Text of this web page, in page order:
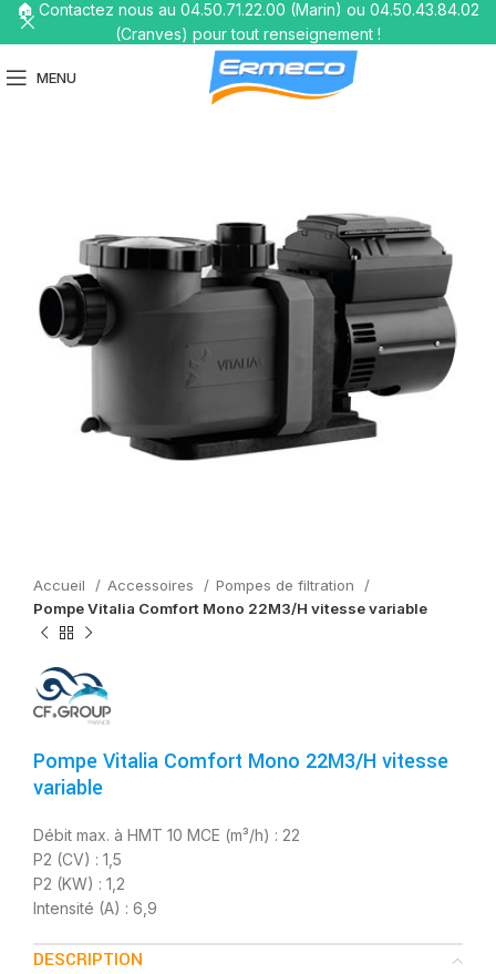
MENU
Accueil Accessoires
Pompes de filtration
Pompe Vitalia Comfort Mono 22M3/H vitesse variable
Pompe Vitalia Comfort Mono 22M3/H vitesse
variable
Débit max. à HMT 10 MCE (m³/h) : 22
P2 (CV) : 1,5
P2 (KW) : 1,2
Intensité (A) : 6,9
DESCRIPTION
🏠 Contactez nous au 04.50.71.22.00 (Marin) ou 04.50.43.84.02
(Cranves) pour tout renseignement !